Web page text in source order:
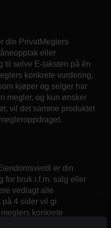
din PrivatMeglers
eller
til selve E-taksten på èn
konkrete vurdering,
kjøper og selger har
megler, og kun ønsker
vil det samme produktet
er din
for bruk i.f.m. salg eller
vedlagt alle
på 4 sider vil gi
konkrete
vil en kunne se